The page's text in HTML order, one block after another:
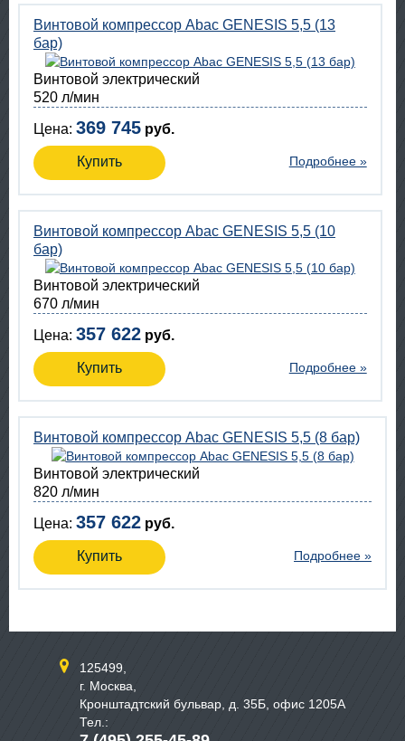
Винтовой компрессор Abac GENESIS 5,5 (13
бар)
Винтовой электрический
520 л/мин
Цена: 369 745 руб.
Купить Подробнее »
Винтовой компрессор Abac GENESIS 5,5 (10
бар)
Винтовой электрический
670 л/мин
Цена: 357 622 руб.
Купить Подробнее »
Винтовой компрессор Abac GENESIS 5,5 (8 бар)
Винтовой электрический
820 л/мин
Цена: 357 622 руб.
Купить Подробнее »
125499,
г. Москва,
Кронштадтский бульвар, д. 35Б, офис 1205А
Тел.: